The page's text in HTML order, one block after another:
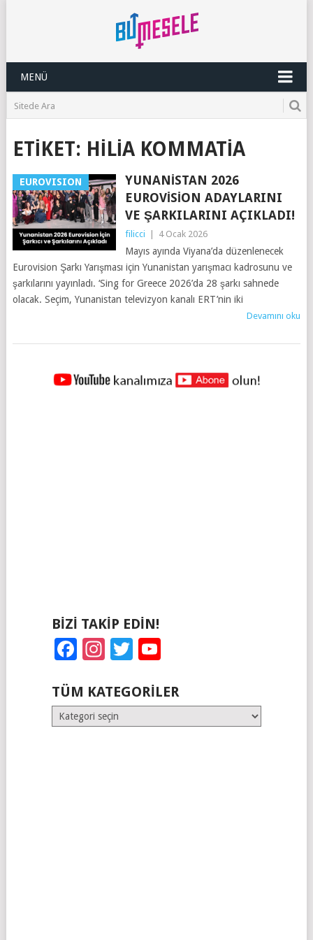
MENÜ
ETIKET: HILIA KOMMATIA
EUROVISION
YUNANISTAN 2026
EUROVISION ADAYLARINI
VE ŞARKILARINI AÇIKLADI!
filicci 4 Ocak 2026
Mayıs ayında Viyana’da düzenlenecek
Eurovision Şarkı Yarışması için Yunanistan yarışmacı kadrosunu ve
şarkılarını yayınladı. ‘Sing for Greece 2026’da 28 şarkı sahnede
olacak. Seçim, Yunanistan televizyon kanalı ERT’nin iki
Devamını oku
YAZILAR
BIZI TAKIP EDIN!
Facebook
Instagram
Twitter
TÜM KATEGORILER
Tüm
Kategoriler